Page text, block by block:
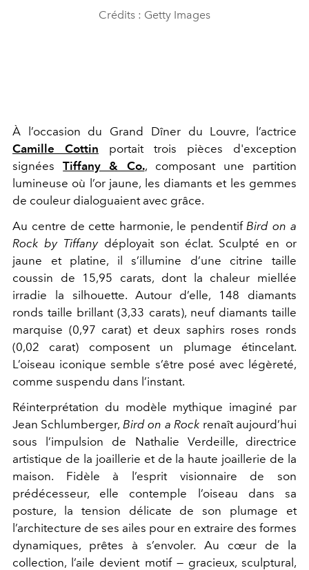
Crédits : Getty Images
À l’occasion du Grand Dîner du Louvre, l’actrice
Camille Cottin portait trois pièces d'exception
signéesTiffany & Co., composant une partition
lumineuse où l’or jaune, les diamants et les gemmes
de couleur dialoguaient avec grâce.
Au centre de cette harmonie, le pendentif Bird on a
Rock by Tiffanydéployait son éclat. Sculpté en or
jaune et platine, il s’illumine d’une citrine taille
coussin de 15,95 carats, dont la chaleur miellée
irradie la silhouette. Autour d’elle, 148 diamants
ronds taille brillant (3,33 carats), neuf diamants taille
marquise (0,97 carat) et deux saphirs roses ronds
(0,02 carat) composent un plumage étincelant.
L’oiseau iconique semble s’être posé avec légèreté,
comme suspendu dans l’instant.
Réinterprétation du modèle mythique imaginé par
Jean Schlumberger, Bird on a Rock renaît aujourd’hui
sous l’impulsion de Nathalie Verdeille, directrice
artistique de la joaillerie et de la haute joaillerie de la
maison. Fidèle à l’esprit visionnaire de son
prédécesseur, elle contemple l’oiseau dans sa
posture, la tension délicate de son plumage et
l’architecture de ses ailes pour en extraire des formes
dynamiques, prêtes à s’envoler. Au cœur de la
collection, l’aile devient motif — gracieux, sculptural,